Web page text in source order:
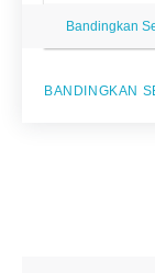
Bandingkan
BANDINGKAN